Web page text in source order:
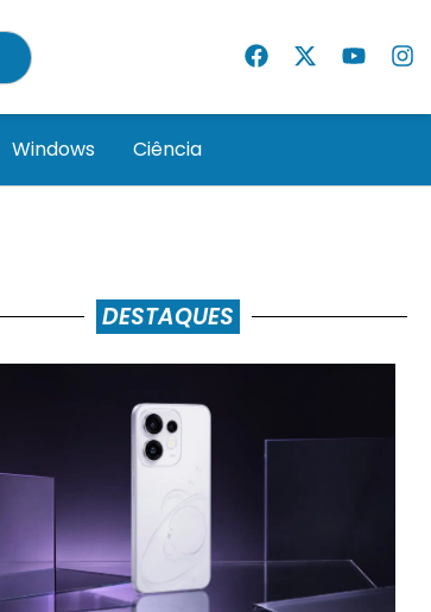
Windows Ciência
DESTAQUES